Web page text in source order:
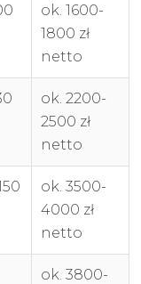
ok. 1600-
1800 zł
netto
ok. 2200-
2500 zł
netto
ok. 3500-
4000 zł
netto
ok. 3800-